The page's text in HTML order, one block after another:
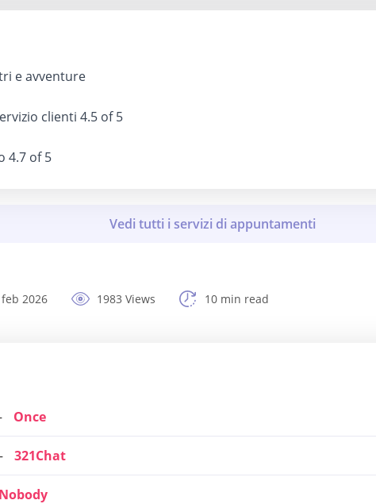
e avventure
clienti 4.5 of 5
4.7 of 5
2026 1983 Views 10 min read
Once
321Chat
Nobody